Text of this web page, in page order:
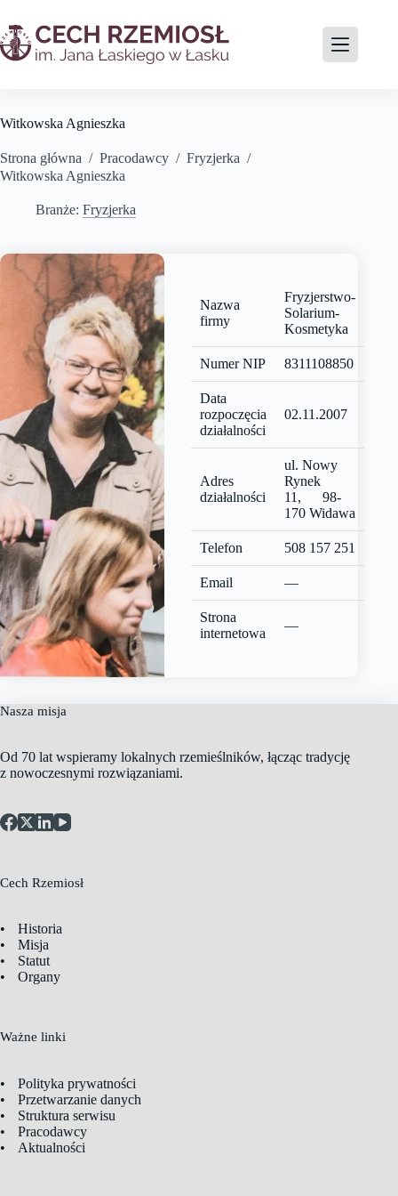
Witkowska Agnieszka
Strona główna / Pracodawcy / Fryzjerka /
Witkowska Agnieszka
Branże: Fryzjerka
Nazwa
firmy
Fryzjerstwo-
Solarium-
Kosmetyka
Numer NIP 8311108850
Data
rozpoczęcia
działalności
02.11.2007
Adres
działalności
ul. Nowy
Rynek
11, 98-
170 Widawa
Telefon 508 157 251
Email —
Strona
internetowa
—
Nasza misja
Od 70 lat wspieramy lokalnych rzemieślników, łącząc tradycję
z nowoczesnymi rozwiązaniami.
Cech Rzemiosł
Historia
Misja
Statut
Organy
Ważne linki
Polityka prywatności
Przetwarzanie danych
Struktura serwisu
Pracodawcy
Aktualności